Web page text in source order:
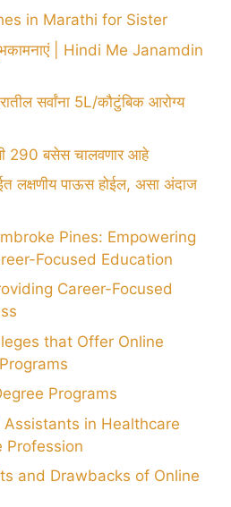
in Marathi for Sister
| Hindi Me Janamdin
सर्वांना 5L/कौटुंबिक आरोग्य
290 बसेस चालवणार आहे
लक्षणीय पाऊस होईल, असा अंदाज
Pines: Empowering
Focused Education
Career-Focused
that Offer Online
Programs
in Healthcare
Profession
and Drawbacks of Online